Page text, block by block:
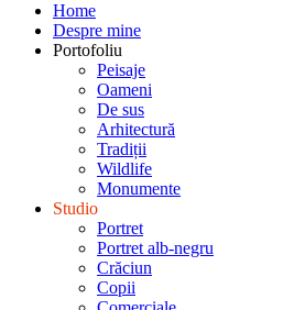
Home
Despre mine
Portofoliu
Peisaje
Oameni
De sus
Arhitectură
Tradiții
Wildlife
Monumente
Studio
Portret
Portret alb-negru
Crăciun
Copii